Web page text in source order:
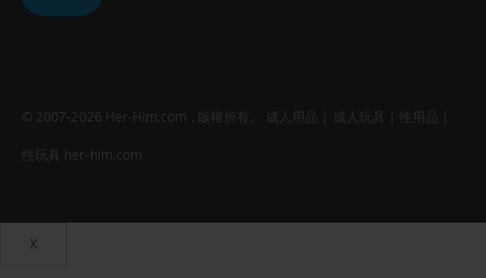
© 2007-2026 Her-Him.com . 版權所有。 成人用品 | 成人玩具 | 性用品 |
性玩具 her-him.com
X